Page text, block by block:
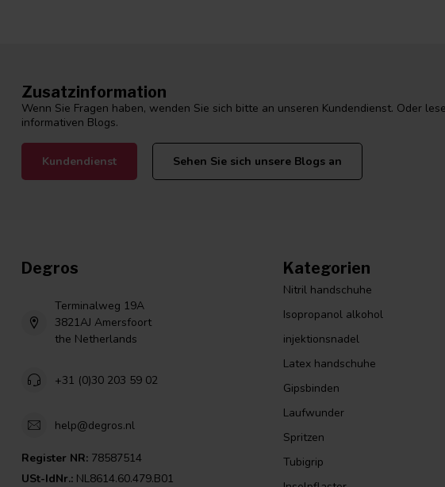
Zusatzinformation
Wenn Sie Fragen haben, wenden Sie sich bitte an unseren Kundendienst. Oder
informativen Blogs.
Kundendienst Sehen Sie sich unsere Blogs an
Degros
Terminalweg 19A
3821AJ Amersfoort
the Netherlands
+31 (0)30 203 59 02
help@degros.nl
Register NR: 78587514
USt-IdNr.: NL8614.60.479.B01
Kategorien
Nitril handschuhe
Isopropanol alkohol
injektionsnadel
Latex handschuhe
Gipsbinden
Laufwunder
Spritzen
Tubigrip